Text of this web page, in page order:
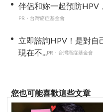
伴侶和妳一起預防HPV
PR・台灣癌症基金會
立即諮詢HPV！是對自
現在不...
PR・台灣癌症基金會
您也可能喜歡這些文章